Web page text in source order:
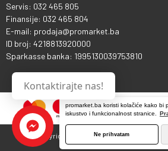
promarket.ba koristi kolačiće kako bi
iskustvo i funkcionalnost stranice.
Ne prihvatam
Servis: 032 465 805
Finansije: 032 465 804
E-mail: prodaja@promarket.ba
ID broj: 4218813920000
Sparkasse banka: 1995130039753810
Copyright © 2013 - 2026 ProComp d.o.o.
Kontaktirajte nas!